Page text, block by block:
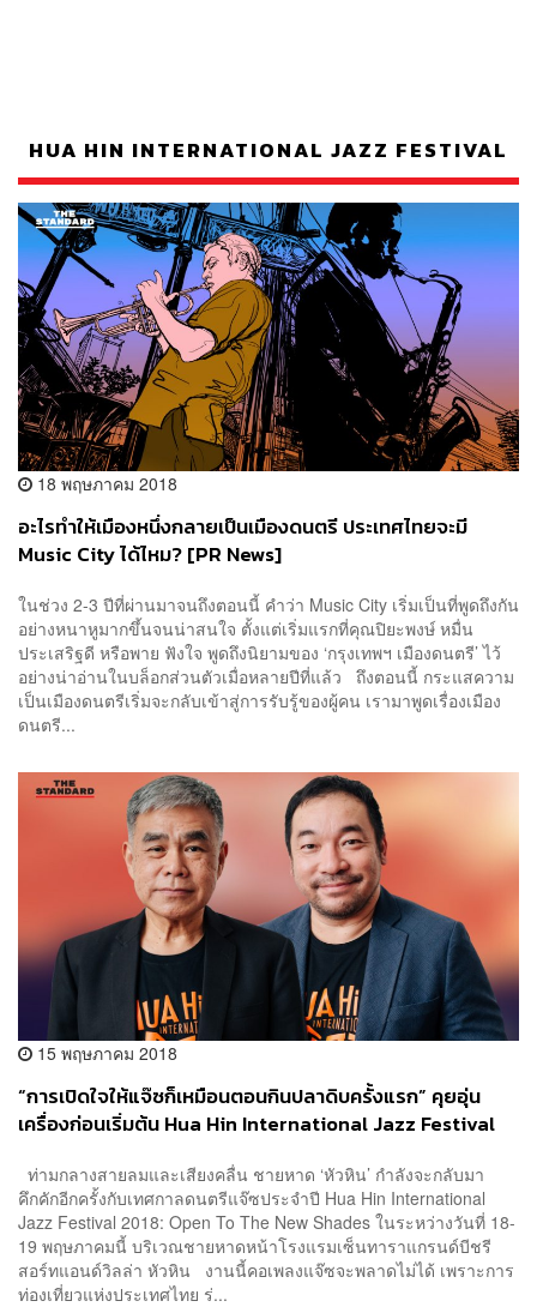
HUA HIN INTERNATIONAL JAZZ FESTIVAL
18 พฤษภาคม 2018
อะไรทำให้เมืองหนึ่งกลายเป็นเมืองดนตรี ประเทศไทยจะมี
Music City ได้ไหม? [PR News]
ในช่วง 2-3 ปีที่ผ่านมาจนถึงตอนนี้ คำว่า Music City เริ่มเป็นที่พูดถึงกัน
อย่างหนาหูมากขึ้นจนน่าสนใจ ตั้งแต่เริ่มแรกที่คุณปิยะพงษ์ หมื่น
ประเสริฐดี หรือพาย ฟังใจ พูดถึงนิยามของ ‘กรุงเทพฯ เมืองดนตรี’ ไว้
อย่างน่าอ่านในบล็อกส่วนตัวเมื่อหลายปีที่แล้ว ถึงตอนนี้ กระแสความ
เป็นเมืองดนตรีเริ่มจะกลับเข้าสู่การรับรู้ของผู้คน เรามาพูดเรื่องเมือง
ดนตรี...
15 พฤษภาคม 2018
“การเปิดใจให้แจ๊ซก็เหมือนตอนกินปลาดิบครั้งแรก” คุยอุ่น
เครื่องก่อนเริ่มต้น Hua Hin International Jazz Festival
ท่ามกลางสายลมและเสียงคลื่น ชายหาด ‘หัวหิน’ กำลังจะกลับมา
คึกคักอีกครั้งกับเทศกาลดนตรีแจ๊ซประจำปี Hua Hin International
Jazz Festival 2018: Open To The New Shades ในระหว่างวันที่ 18-
19 พฤษภาคมนี้ บริเวณชายหาดหน้าโรงแรมเซ็นทาราแกรนด์บีชรี
สอร์ทแอนด์วิลล่า หัวหิน งานนี้คอเพลงแจ๊ซจะพลาดไม่ได้ เพราะการ
ท่องเที่ยวแห่งประเทศไทย ร่...